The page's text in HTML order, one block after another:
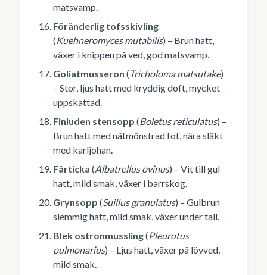
matsvamp.
Föränderlig tofsskivling
(Kuehneromyces mutabilis) – Brun hatt,
växer i knippen på ved, god matsvamp.
Goliatmusseron ( Tricholoma matsutake)
– Stor, ljus hatt med kryddig doft, mycket
uppskattad.
Finluden stensopp (Boletus reticulatus) –
Brun hatt med nätmönstrad fot, nära släkt
med karljohan.
Fårticka (Albatrellus ovinus) – Vit till gul
hatt, mild smak, växer i barrskog.
Grynsopp (Suillus granulatus) – Gulbrun
slemmig hatt, mild smak, växer under tall.
Blek ostronmussling(Pleurotus
pulmonarius) – Ljus hatt, växer på lövved,
mild smak.